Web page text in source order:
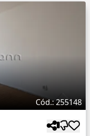
Cód.: 255148